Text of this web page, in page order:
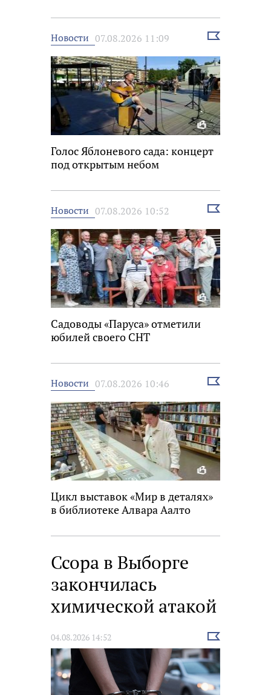
Новости 07.08.2026 11:09
Выбрать
Голос Яблоневого сада: концерт
под открытым небом
Новости 07.08.2026 10:52
Выбрать
Садоводы «Паруса» отметили
юбилей своего СНТ
Новости 07.08.2026 10:46
Выбрать
Цикл выставок «Мир в деталях»
в библиотеке Алвара Аалто
Ссора в Выборге
закончилась
химической атакой
04.08.2026 14:52
Выбрать
новость